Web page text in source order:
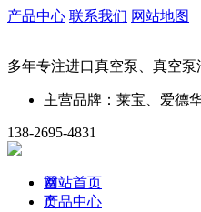
产品中心 联系我们 网站地图
多年专注进口真空泵、真空泵
主营品牌：莱宝、爱德
138-2695-4831
首
页
网站首页
产品中心